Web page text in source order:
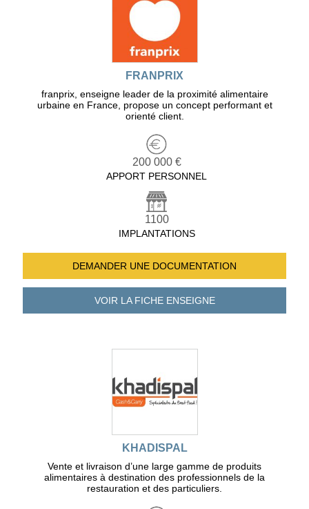
FRANPRIX
franprix, enseigne leader de la proximité alimentaire
urbaine en France, propose un concept performant et
orienté client.
200 000 €
APPORT PERSONNEL
1100
IMPLANTATIONS
DEMANDER UNE DOCUMENTATION
VOIR LA FICHEENSEIGNE
KHADISPAL
Vente et livraison d’une large gamme de produits
alimentaires à destination des professionnels de la
restauration et des particuliers.